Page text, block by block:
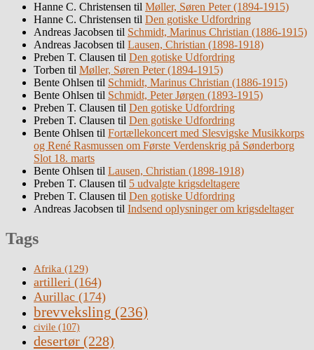
Hanne C. Christensen til Møller, Søren Peter (1894-1915)
Hanne C. Christensen til Den gotiske Udfordring
Andreas Jacobsen til Schmidt, Marinus Christian (1886-1915)
Andreas Jacobsen til Lausen, Christian (1898-1918)
Preben T. Clausen til Den gotiske Udfordring
Torben til Møller, Søren Peter (1894-1915)
Bente Ohlsen til Schmidt, Marinus Christian (1886-1915)
Bente Ohlsen til Schmidt, Peter Jørgen (1893-1915)
Preben T. Clausen til Den gotiske Udfordring
Preben T. Clausen til Den gotiske Udfordring
Bente Ohlsen til Fortællekoncert med Slesvigske Musikkorps
og René Rasmussen om Første Verdenskrig på Sønderborg
Slot 18. marts
Bente Ohlsen til Lausen, Christian (1898-1918)
Preben T. Clausen til 5 udvalgte krigsdeltagere
Preben T. Clausen til Den gotiske Udfordring
Andreas Jacobsen til Indsend oplysninger om krigsdeltager
Tags
Afrika (129)
artilleri (164)
Aurillac (174)
brevveksling (236)
civile (107)
desertør (228)